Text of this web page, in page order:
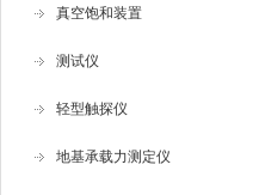
真空饱和装置
测试仪
轻型触探仪
地基承载力测定仪